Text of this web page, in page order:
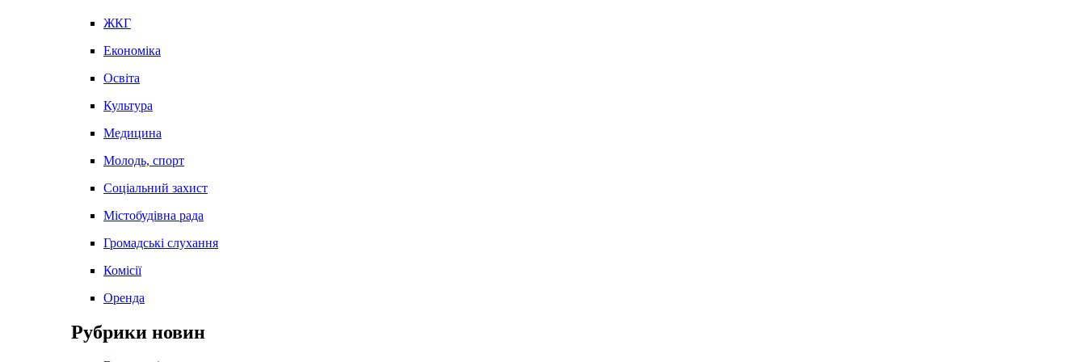
ЖКГ
Економіка
Освіта
Культура
Медицина
Молодь, спорт
Соціальний захист
Містобудівна рада
Громадські слухання
Комісії
Оренда
Рубрики новин